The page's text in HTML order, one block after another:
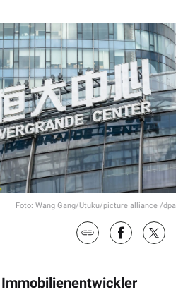
Foto: Wang Gang/Utuku/picture alliance /dpa